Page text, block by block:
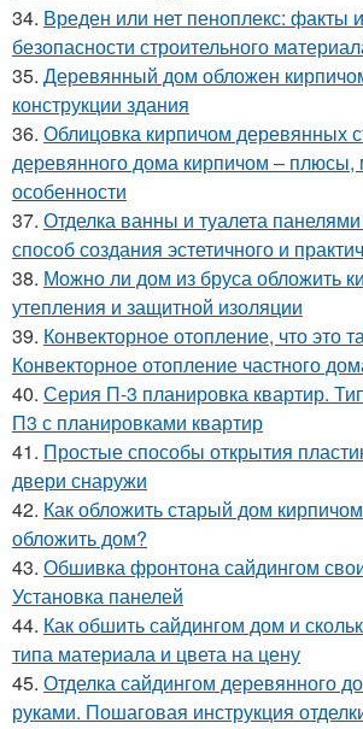
34. Вреден или нет пеноплекс:
безопасности строительного
35. Деревянный дом обложен
конструкции здания
36. Облицовка кирпичом деревянных
деревянного дома кирпичом – плюсы,
особенности
37. Отделка ванны и туалета
способ создания эстетичного и
38. Можно ли дом из бруса обложить
утепления и защитной изоляции
39. Конвекторное отопление, что это
Конвекторное отопление частного
40. Серия П-3 планировка квартир.
П3 с планировками квартир
41. Простые способы открытия
двери снаружи
42. Как обложить старый дом
обложить дом?
43. Обшивка фронтона сайдингом
Установка панелей
44. Как обшить сайдингом дом и
типа материала и цвета на цену
45. Отделка сайдингом деревянного
руками. Пошаговая инструкция